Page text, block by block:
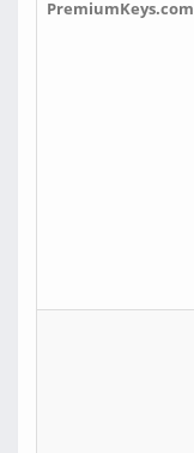
PremiumKeys.com